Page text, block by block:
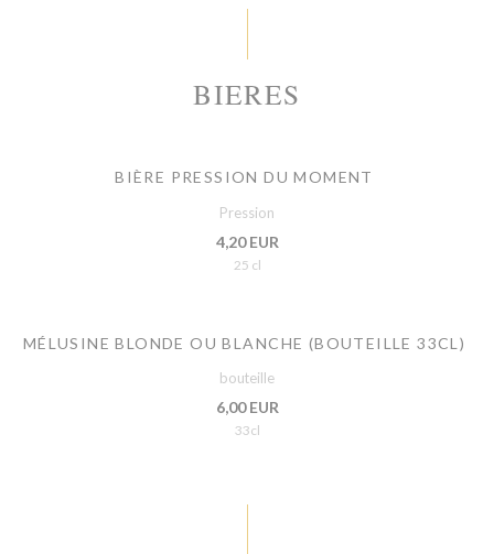
BIERES
BIÈRE PRESSION DU MOMENT
Pression
4,20 EUR
25 cl
MÉLUSINE BLONDE OU BLANCHE (BOUTEILLE 33CL)
bouteille
6,00 EUR
33cl